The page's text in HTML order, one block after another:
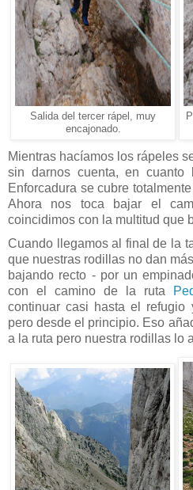
Salida del tercer rápel, muy
encajonado.
Mientras hacíamos los rápeles
sin darnos cuenta, en
Enforcadura se cubre
Ahora nos toca bajar el
coincidimos con la multitud que
Cuando llegamos al final de la
que nuestras rodillas no dan
bajando recto - por un
con el camino de la ruta
continuar casi hasta el
pero desde el principio. Eso
a la ruta pero nuestra rodillas lo